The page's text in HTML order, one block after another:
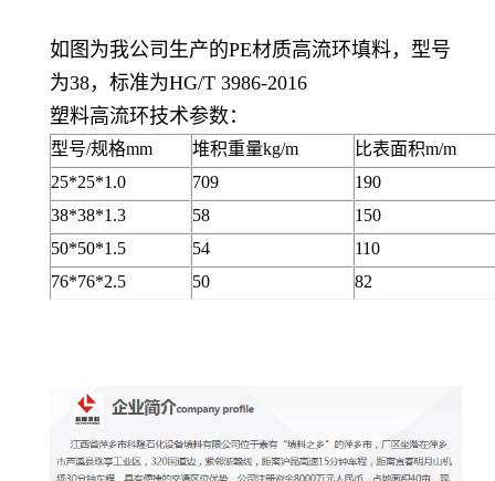
如图为我公司生产的PE材质高流环填料，型号
为38，标准为HG/T 3986-2016
塑料高流环技术参数：
型号/规格mm 堆积重量kg/m 比表面积m/m
25*25*1.0
709
190
38*38*1.3
58
150
50*50*1.5
54
110
76*76*2.5
50 82